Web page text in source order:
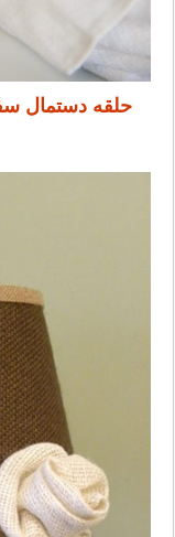
حلقه دستمال